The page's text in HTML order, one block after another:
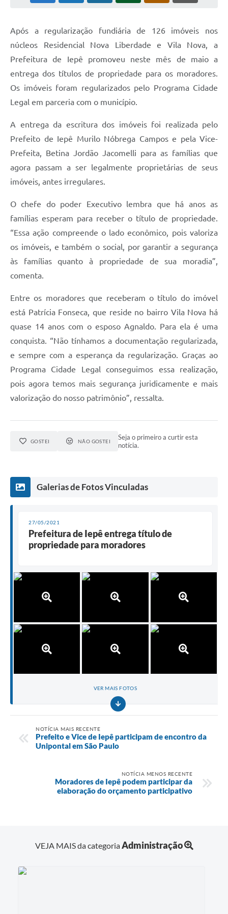
Orçamento Participativo
Legislação
Ouvidoria
Notícias
Secretarias
Telefones Úteis
A Prefeitura
Diário Oficial
Após a regularização fundiária de 126 imóveis nos
núcleos Residencial Nova Liberdade e Vila Nova, a
Prefeitura de Iepê promoveu neste mês de maio a
entrega dos títulos de propriedade para os moradores.
Os imóveis foram regularizados pelo Programa Cidade
Legal em parceria com o município.
A entrega da escritura dos imóveis foi realizada pelo
Prefeito de Iepê Murilo Nóbrega Campos e pela Vice-
Prefeita, Betina Jordão Jacomelli para as famílias que
agora passam a ser legalmente proprietárias de seus
imóveis, antes irregulares.
O chefe do poder Executivo lembra que há anos as
famílias esperam para receber o título de propriedade.
“Essa ação compreende o lado econômico, pois valoriza
os imóveis, e também o social, por garantir a segurança
às famílias quanto à propriedade de sua moradia”,
comenta.
Entre os moradores que receberam o título do imóvel
está Patrícia Fonseca, que reside no bairro Vila Nova há
quase 14 anos com o esposo Agnaldo. Para ela é uma
conquista. “Não tínhamos a documentação regularizada,
e sempre com a esperança da regularização. Graças ao
Programa Cidade Legal conseguimos essa realização,
pois agora temos mais segurança juridicamente e mais
valorização do nosso patrimônio”, ressalta.
GOSTEI NÃO GOSTEI
Seja o primeiro a curtir esta
notícia.
Galerias de Fotos Vinculadas
27/05/2021
Prefeitura de Iepê entrega título de
propriedade para moradores
VER MAIS FOTOS
NOTÍCIA MAIS RECENTE
Prefeito e Vice de Iepê participam de encontro da
Unipontal em São Paulo
NOTÍCIA MENOS RECENTE
Moradores de Iepê podem participar da
elaboração do orçamento participativo
VEJA MAIS da categoriaAdministração